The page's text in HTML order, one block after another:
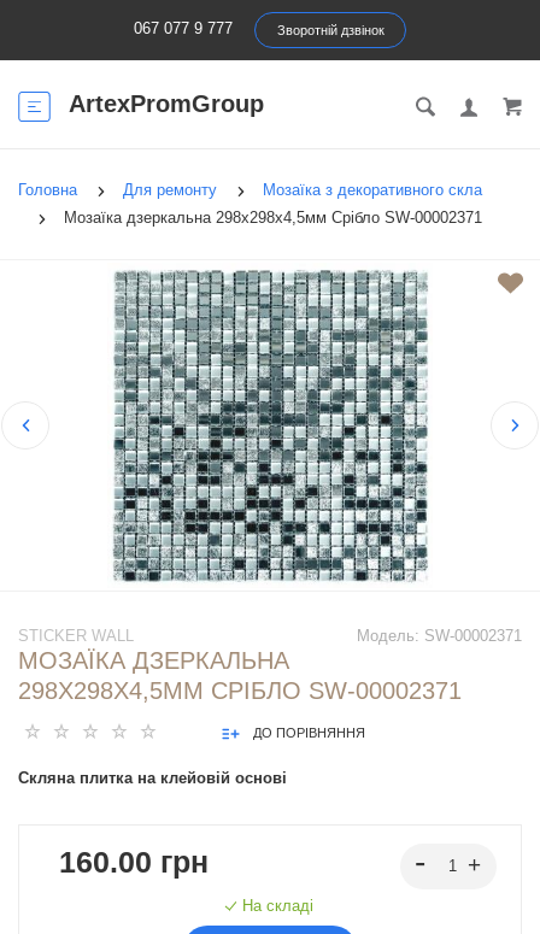
067 077 9 777 Зворотній дзвінок
ArtexPromGroup
Головна Для ремонту
Мозаїка з декоративного скла
Мозаїка дзеркальна 298х298х4,5мм Срібло SW-00002371
Модель: SW-00002371
STICKER WALL
МОЗАЇКА ДЗЕРКАЛЬНА
298Х298Х4,5ММ СРІБЛО SW-00002371
ДО ПОРІВНЯННЯ
Скляна плитка на клейовій основі
160.00 грн
На складі